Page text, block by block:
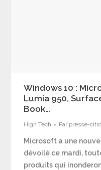
Windows 10 :
Lumia 950,
Book…
High Tech Par presse-
Microsoft a une
dévoilé ce mardi,
produits qui